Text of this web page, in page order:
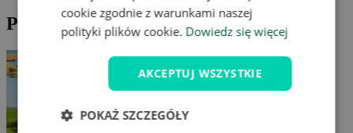
Propozycje wycieczek po okolicy
cookie zgodnie z warunkami naszej
polityki plików cookie. Dowiedz się więcej
AKCEPTUJ WSZYSTKIE
POKAŻ SZCZEGÓŁY